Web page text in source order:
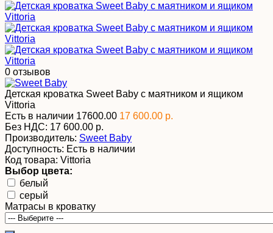
0 отзывов
Детская кроватка Sweet Baby с маятником и ящиком
Vittoria
Есть в наличии 17600.00 17 600.00 р.
Без НДС: 17 600.00 р.
Производитель: Sweet Baby
Доступность: Есть в наличии
Код товара: Vittoria
Выбор цвета:
белый
серый
Матрасы в кроватку